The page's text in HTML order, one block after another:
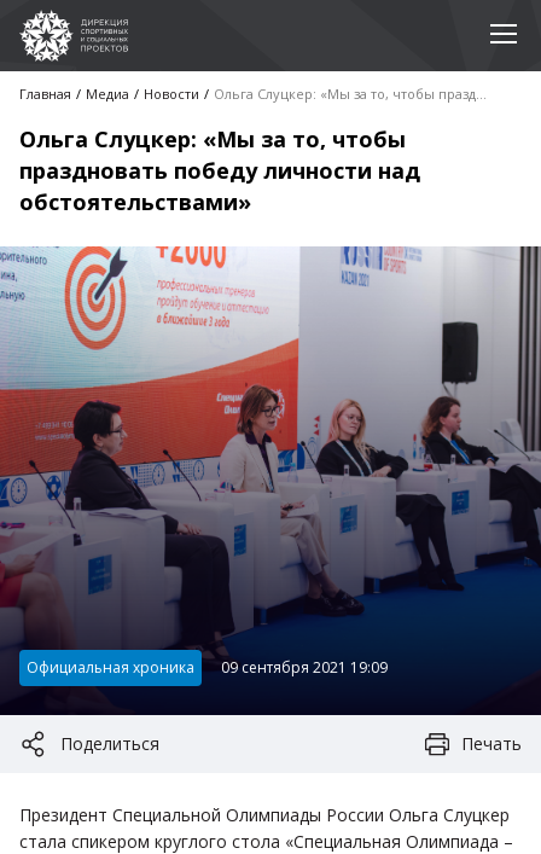
Главная Медиа Новости Ольга Слуцкер: «Мы за то, чтобы праздновать победу личности над обстоятельствами»
Ольга Слуцкер: «Мы за то, чтобы
праздновать победу личности над
обстоятельствами»
Категория:
Официальная хроника 09 сентября 2021 19:09
Поделиться Печать
Президент Специальной Олимпиады России Ольга Слуцкер
стала спикером круглого стола «Специальная Олимпиада –